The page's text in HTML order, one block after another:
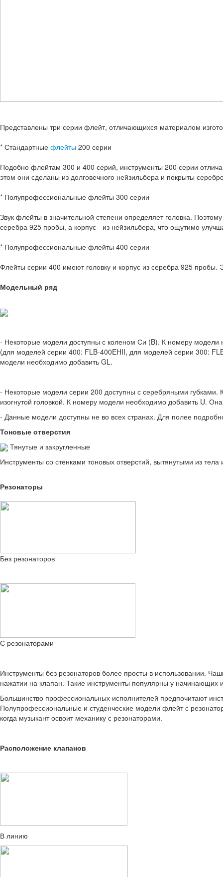
Представлены три серии флейт, отличающихся материалом
* Стандартные флейты 200 серии
Подобно флейтам 300 и 400 серий, инструменты 200 серии
этом они сделаны из долговечного нейзильбера и покрыты
* Полупрофессиональные флейты 300 серии
Звук флейты в значительной степени определяет головка.
серебра 925 пробы, а корпус - из нейзильбера, что ощутимо
* Полупрофессиональные флейты 400 серии
Флейты серии 400 имеют головку и корпус из серебра 925
Модельный ряд
- Некоторые модели доступны с коленом Си (B). К номеру
(для моделей серии 400: FLB-400EHII, для моделей серии 300:
модели необходимо добавить GL.
- Некоторые модели серии 200 доступны с серебряными
изогнутой головкой. К номеру модели необходимо добавить U.
- Данные модели доступны не во всех странах. Для полее
Тоновые отверстия
Тянутые и закругленные
Инструменты со стенками тоновых отверстий, вытянутыми из
Резонаторы
Без резонаторов
С резонаторами
Инструменты без резонаторов более просты в использовании.
нажатии на клапан. Такие инструменты популярны у начинающих
Большинство профессиональных исполнителей предпочитают
Полупрофессиональные и студенческие модели флейт с
когда музыкант освоит механику с резонаторами.
Расположение клапанов
В линию